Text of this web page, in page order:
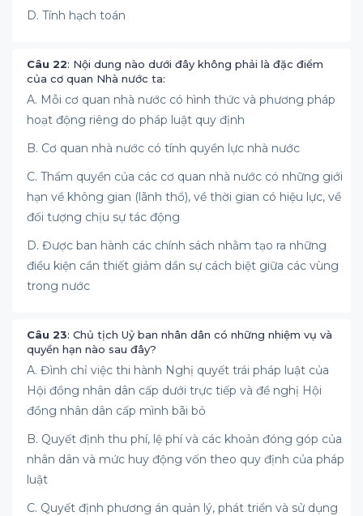
D. Tính hạch toán
Câu 22: Nội dung nào dưới đây không phải là đặc điểm
của cơ quan Nhà nước ta:
A. Mỗi cơ quan nhà nước có hình thức và phương pháp
hoạt động riêng do pháp luật quy định
B. Cơ quan nhà nước có tính quyền lực nhà nước
C. Thẩm quyền của các cơ quan nhà nước có những giới
hạn về không gian (lãnh thổ), về thời gian có hiệu lực, về
đối tượng chịu sự tác động
D. Được ban hành các chính sách nhằm tạo ra những
điều kiện cần thiết giảm dần sự cách biệt giữa các vùng
trong nước
Câu 23: Chủ tịch Uỷ ban nhân dân có những nhiệm vụ và
quyền hạn nào sau đây?
A. Đình chỉ việc thi hành Nghị quyết trái pháp luật của
Hội đồng nhân dân cấp dưới trực tiếp và đề nghị Hội
đồng nhân dân cấp mình bãi bỏ
B. Quyết định thu phí, lệ phí và các khoản đóng góp của
nhân dân và mức huy động vốn theo quy định của pháp
luật
C. Quyết định phương án quản lý, phát triển và sử dụng